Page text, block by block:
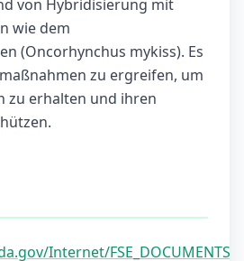
von Hybridisierung mit
wie dem
(Oncorhynchus mykiss). Es
zu ergreifen, um
zu erhalten und ihren
Internet/